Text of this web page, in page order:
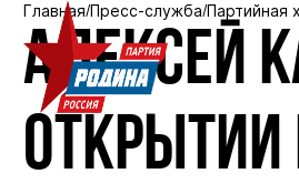
Главная Пресс-служба Партийная
АЛЕКСЕЙ
ОТКРЫТИИ